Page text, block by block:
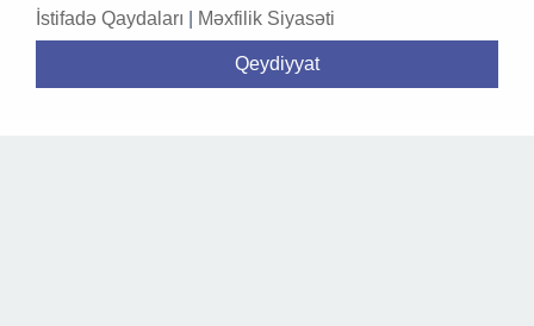
İstifadə Qaydaları Məxfilik Siyasəti
Qeydiyyat